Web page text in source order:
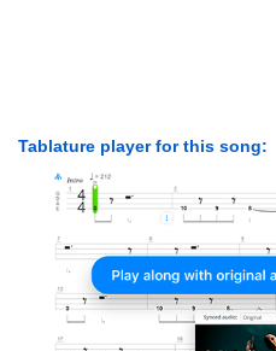
Tablature player for this song: